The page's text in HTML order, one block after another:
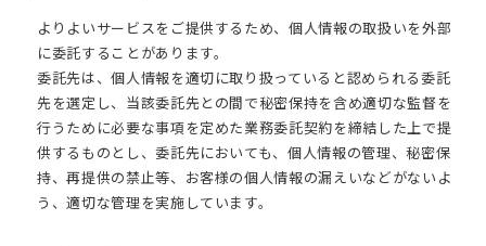
よりよいサービスをご提供するため、個人情報の取扱いを外部
に委託することがあります。
委託先は、個人情報を適切に取り扱っていると認められる委託
先を選定し、当該委託先との間で秘密保持を含め適切な監督を
行うために必要な事項を定めた業務委託契約を締結した上で提
供するものとし、委託先においても、個人情報の管理、秘密保
持、再提供の禁止等、お客様の個人情報の漏えいなどがないよ
う、適切な管理を実施しています。